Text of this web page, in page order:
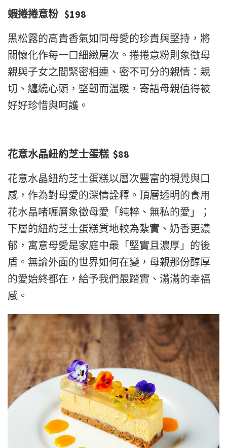
蝦捲捲意粉 $198
黑松露的高貴香氣如同母愛的珍貴與堅持，將
關懷化作每一口細緻層次。捲捲意粉則象徵母
親與子女之間緊密相連、密不可分的親情：親
切、纏繞心頭，堅韌而溫暖，寄語母親值得被
好好珍惜與呵護。
花意水晶紐約芝士蛋糕 $88
花意水晶紐約芝士蛋糕以層次豐富的視覺與口
感，作為對母愛的深情詮釋。頂層透明的食用
花水晶啫喱層象徵母愛「純粹、無私的愛」；
下層的紐約芝士蛋糕質地較為紮實、奶香更濃
郁，寓意母愛是家庭中最「堅實且濃厚」的後
盾。無論外面的世界如何在變，母親那份醇厚
的愛始終都在，給予我們最踏實、滿滿的幸福
感。